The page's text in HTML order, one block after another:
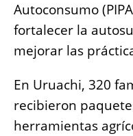
Autoconsumo
fortalecer la
mejorar las
En Uruachi, 320
recibieron
herramientas